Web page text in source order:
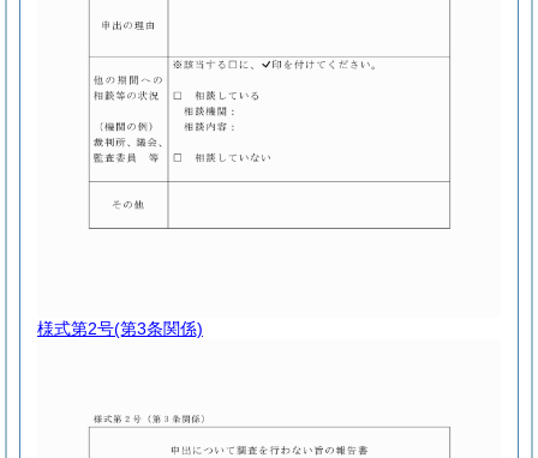
様式第2号(第3条関係)